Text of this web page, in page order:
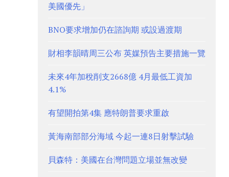
美國優先」
BNO要求增加仍在諮詢期 或設過渡期
財相李韻晴周三公布 英媒預告主要措施一覽
未來4年加稅削支2668億 4月最低工資加
4.1%
有望開拍第4集 應特朗普要求重啟
黃海南部部分海域 今起一連8日射擊試驗
貝森特：美國在台灣問題立場並無改變